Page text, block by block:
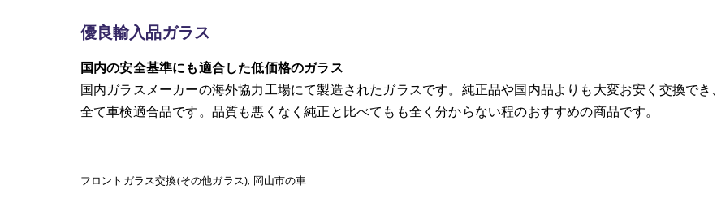
優良輸入品ガラス
国内の安全基準にも適合した低価格のガラス
国内ガラスメーカーの海外協力工場にて製造されたガラスです。純正品や国内品よりも大変お安く交換でき、
全て車検適合品です。品質も悪くなく純正と比べてもも全く分からない程のおすすめの商品です。
フロントガラス交換(その他ガラス) 岡山市の車